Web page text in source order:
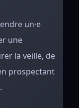
un·e
une
la veille, de
prospectant